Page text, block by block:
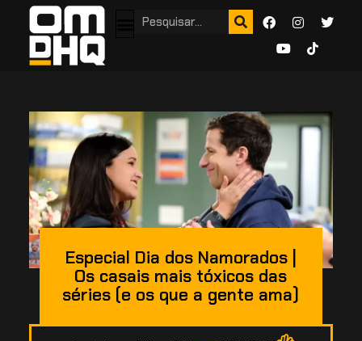
Especial Dia dos Namorados |
Os casais mais tóxicos das
séries (e os que a gente ama)